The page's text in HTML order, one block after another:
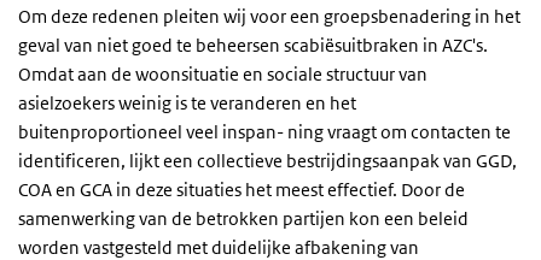
Om deze redenen pleiten wij voor een groepsbenadering in het
geval van niet goed te beheersen scabiësuitbraken in AZC's.
Omdat aan de woonsituatie en sociale structuur van
asielzoekers weinig is te veranderen en het
buitenproportioneel veel inspan- ning vraagt om contacten te
identificeren, lijkt een collectieve bestrijdingsaanpak van GGD,
COA en GCA in deze situaties het meest effectief. Door de
samenwerking van de betrokken partijen kon een beleid
worden vastgesteld met duidelijke afbakening van